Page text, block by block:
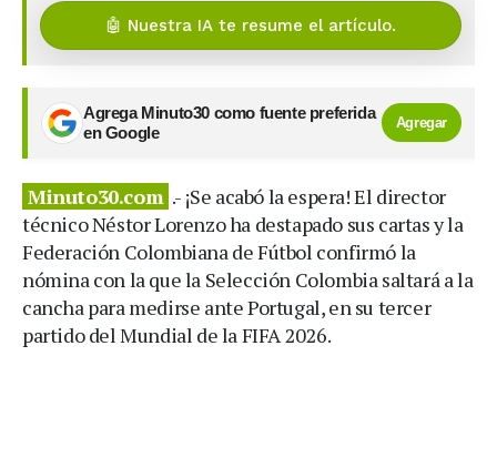
🤖 Nuestra IA te resume el artículo.
Agrega Minuto30 como fuente preferida
en Google
Agregar
Minuto30.com .- ¡Se acabó la espera! El director
técnico Néstor Lorenzo ha destapado sus cartas y la
Federación Colombiana de Fútbol confirmó la
nómina con la que la Selección Colombia saltará a la
cancha para medirse ante Portugal, en su tercer
partido del Mundial de la FIFA 2026.